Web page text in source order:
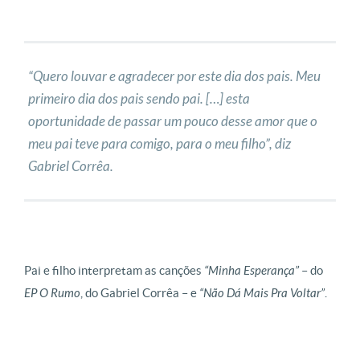
“Quero louvar e agradecer por este dia dos pais. Meu
primeiro dia dos pais sendo pai. […] esta
oportunidade de passar um pouco desse amor que o
meu pai teve para comigo, para o meu filho”, diz
Gabriel Corrêa.
Pai e filho interpretam as canções “Minha Esperança”– do
EP O Rumo , do Gabriel Corrêa – e “Não Dá Mais Pra Voltar”.